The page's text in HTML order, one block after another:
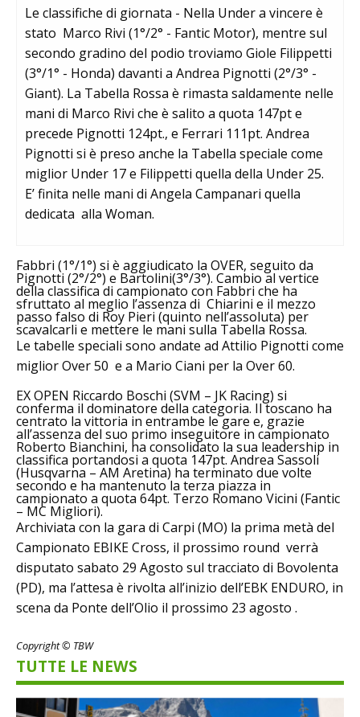
Le classifiche di giornata - Nella Under a vincere è
stato Marco Rivi (1°/2° - Fantic Motor), mentre sul
secondo gradino del podio troviamo Giole Filippetti
(3°/1° - Honda) davanti a Andrea Pignotti (2°/3° -
Giant). La Tabella Rossa è rimasta saldamente nelle
mani di Marco Rivi che è salito a quota 147pt e
precede Pignotti 124pt., e Ferrari 111pt. Andrea
Pignotti si è preso anche la Tabella speciale come
miglior Under 17 e Filippetti quella della Under 25.
E’ finita nelle mani di Angela Campanari quella
dedicata alla Woman.
Fabbri (1°/1°) si è aggiudicato la OVER, seguito da
Pignotti (2°/2°) e Bartolini(3°/3°). Cambio al vertice
della classifica di campionato con Fabbri che ha
sfruttato al meglio l’assenza di Chiarini e il mezzo
passo falso di Roy Pieri (quinto nell’assoluta) per
scavalcarli e mettere le mani sulla Tabella Rossa.
Le tabelle speciali sono andate ad Attilio Pignotti come
miglior Over 50 e a Mario Ciani per la Over 60.
EX OPEN Riccardo Boschi (SVM – JK Racing) si
conferma il dominatore della categoria. Il toscano ha
centrato la vittoria in entrambe le gare e, grazie
all’assenza del suo primo inseguitore in campionato
Roberto Bianchini, ha consolidato la sua leadership in
classifica portandosi a quota 147pt. Andrea Sassoli
(Husqvarna – AM Aretina) ha terminato due volte
secondo e ha mantenuto la terza piazza in
campionato a quota 64pt. Terzo Romano Vicini (Fantic
– MC Migliori).
Archiviata con la gara di Carpi (MO) la prima metà del
Campionato EBIKE Cross, il prossimo round verrà
disputato sabato 29 Agosto sul tracciato di Bovolenta
(PD), ma l’attesa è rivolta all’inizio dell’EBK ENDURO, in
scena da Ponte dell’Olio il prossimo 23 agosto .
Copyright © TBW
TUTTE LE NEWS